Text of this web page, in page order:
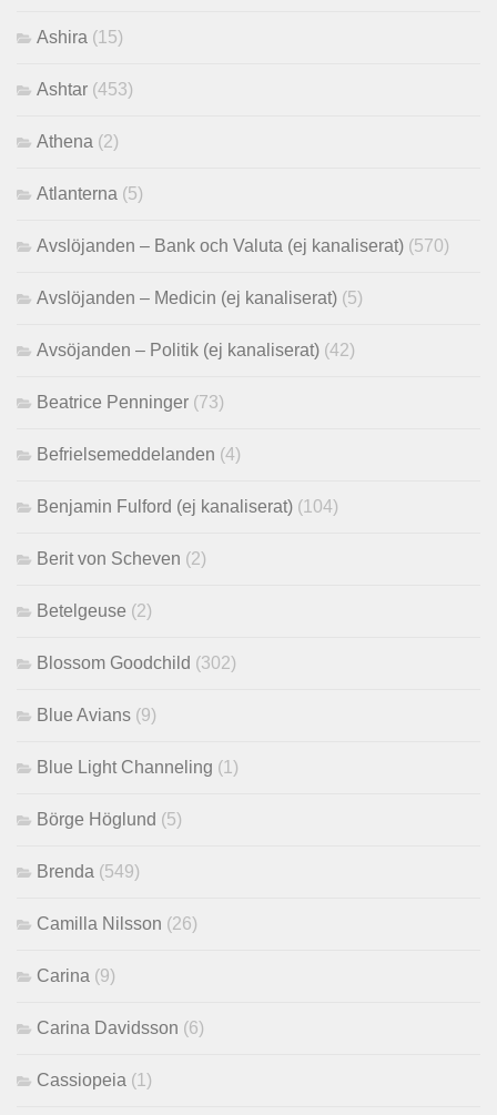
Ashira (15)
Ashtar (453)
Athena (2)
Atlanterna (5)
Avslöjanden – Bank och Valuta (ej kanaliserat) (570)
Avslöjanden – Medicin (ej kanaliserat) (5)
Avsöjanden – Politik (ej kanaliserat) (42)
Beatrice Penninger (73)
Befrielsemeddelanden (4)
Benjamin Fulford (ej kanaliserat) (104)
Berit von Scheven (2)
Betelgeuse (2)
Blossom Goodchild (302)
Blue Avians (9)
Blue Light Channeling (1)
Börge Höglund (5)
Brenda (549)
Camilla Nilsson (26)
Carina (9)
Carina Davidsson (6)
Cassiopeia (1)